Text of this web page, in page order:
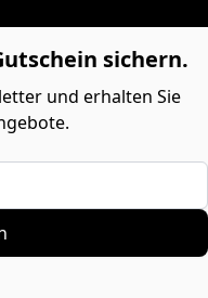
sichern.
und erhalten Sie